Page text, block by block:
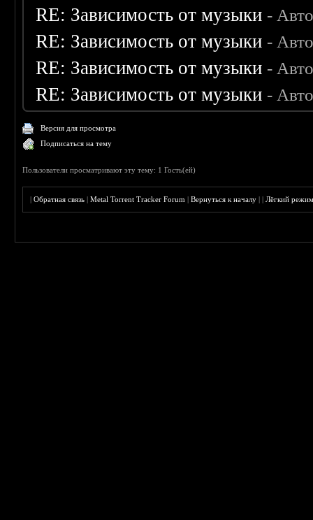
RE: Зависимость от музыки -
RE: Зависимость от музыки -
RE: Зависимость от музыки -
RE: Зависимость от музыки -
Версия для просмотра
Подписаться на тему
Пользователи просматривают эту тему: 1 Гость(ей)
|Обратная связь |Metal Torrent Tracker Forum |Вернуться к началу ||Лёгкий